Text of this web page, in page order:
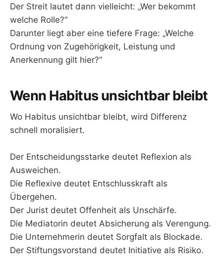
Der Streit lautet dann vielleicht: „Wer bekommt
welche Rolle?“
Darunter liegt aber eine tiefere Frage: „Welche
Ordnung von Zugehörigkeit, Leistung und
Anerkennung gilt hier?“
Wenn Habitus unsichtbar bleibt
Wo Habitus unsichtbar bleibt, wird Differenz
schnell moralisiert.
Der Entscheidungsstarke deutet Reflexion als
Ausweichen.
Die Reflexive deutet Entschlusskraft als
Übergehen.
Der Jurist deutet Offenheit als Unschärfe.
Die Mediatorin deutet Absicherung als Verengung.
Die Unternehmerin deutet Sorgfalt als Blockade.
Der Stiftungsvorstand deutet Initiative als Risiko.